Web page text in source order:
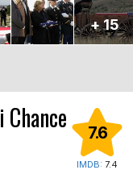
+ 15
7.6
IMDB: 7.4